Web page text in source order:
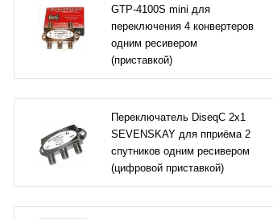
GTP-4100S mini для
переключения 4 конвертеров
одним ресивером
(приставкой)
Переключатель DiseqC 2х1
SEVENSKAY для пприёма 2
спутников одним ресивером
(цифровой приставкой)